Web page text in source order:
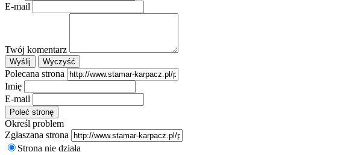
E-mail
Twój komentarz
Polecana strona
Imię
E-mail
Określ problem
Zgłaszana strona
Strona nie działa